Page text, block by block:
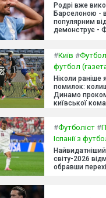
Родрі вже
Барселоною - в
популярним
демонструє -
#Київ #
футбол
Ніколи раніше
помилок:
Динамо
київської
#Футболіст #
Іспанії з
світу-2026
обравши